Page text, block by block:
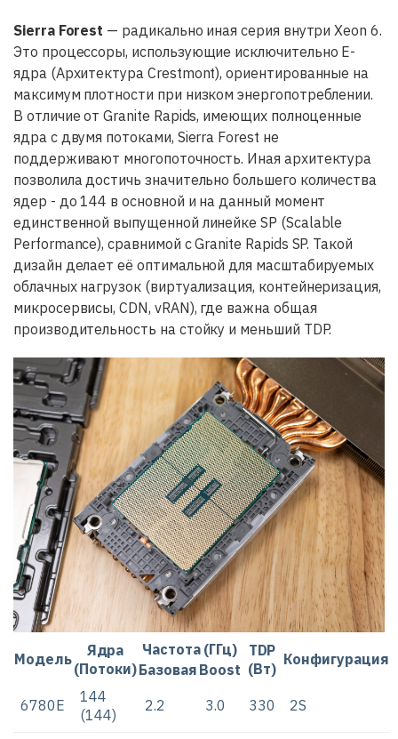
Sierra Forest — радикально иная серия внутри Xeon 6.
Это процессоры, использующие исключительно E-
ядра (Архитектура Crestmont), ориентированные на
максимум плотности при низком энергопотреблении.
В отличие от Granite Rapids, имеющих полноценные
ядра с двумя потоками, Sierra Forest не
поддерживают многопоточность. Иная архитектура
позволила достичь значительно большего количества
ядер - до 144 в основной и на данный момент
единственной выпущенной линейке SP (Scalable
Performance), сравнимой с Granite Rapids SP. Такой
дизайн делает её оптимальной для масштабируемых
облачных нагрузок (виртуализация, контейнеризация,
микросервисы, CDN, vRAN), где важна общая
производительность на стойку и меньший TDP.
Модель
Ядра
(Потоки)
Частота (ГГц)
TDP
(Вт)
Конфигурация
Базовая Boost
6780E
144
(144)
2.2 3.0 330 2S